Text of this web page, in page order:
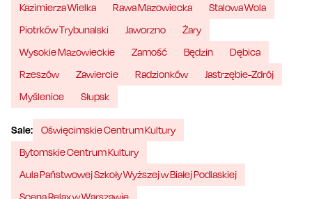
Kazimierza Wielka
Rawa Mazowiecka
Stalowa Wola
Piotrków Trybunalski
Jaworzno
Żary
Wysokie Mazowieckie
Zamość Będzin
Dębica
Rzeszów
Zawiercie Radzionków
Jastrzębie-Zdrój
Myślenice
Słupsk
Sale:
Oświęcimskie Centrum Kultury
Bytomskie Centrum Kultury
Aula Państwowej Szkoły Wyższej w Białej Podlaskiej
Scena Relax w Warszawie